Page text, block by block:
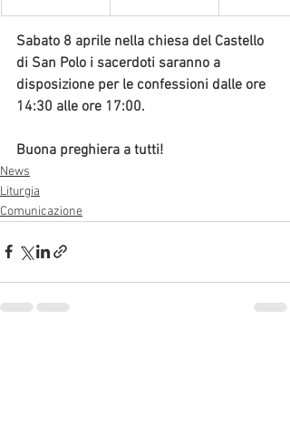
Sabato 8 aprile nella chiesa del Castello
di San Polo i sacerdoti saranno a
disposizione per le confessioni dalle ore
14:30 alle ore 17:00.
Buona preghiera a tutti!
News
Liturgia
Comunicazione